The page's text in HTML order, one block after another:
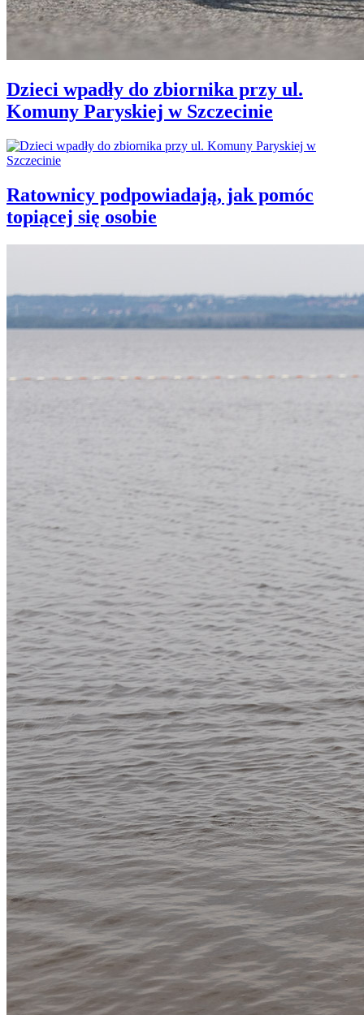
Dzieci wpadły do zbiornika przy ul.
Komuny Paryskiej w Szczecinie
Ratownicy podpowiadają, jak pomóc
topiącej się osobie